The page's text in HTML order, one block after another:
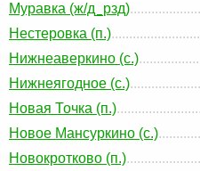
Муравка (ж/д_рзд)
Нестеровка (п.)
Нижнеаверкино (с.)
Нижнеягодное (с.)
Новая Точка (п.)
Новое Мансуркино (с.)
Новокротково (п.)